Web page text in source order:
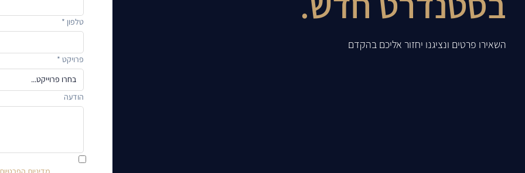
השאירו פרטים ונציגנו יחזור אליכם בהקדם
טלפון *
פרויקט *
הודעה